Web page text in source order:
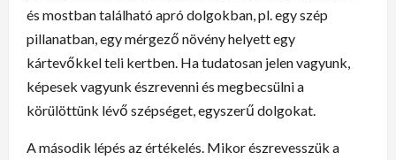
és mostban található apró dolgokban, pl. egy szép
pillanatban, egy mérgező növény helyett egy
kártevőkkel teli kertben. Ha tudatosan jelen vagyunk,
képesek vagyunk észrevenni és megbecsülni a
körülöttünk lévő szépséget, egyszerű dolgokat.
A második lépés az értékelés. Mikor észrevesszük a